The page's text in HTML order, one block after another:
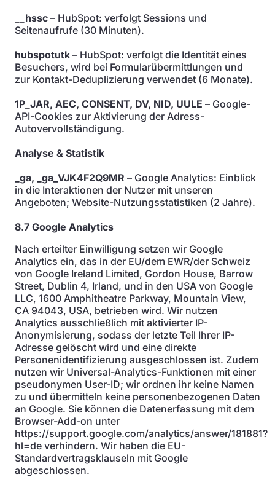
__hssc – HubSpot: verfolgt Sessions und
Seitenaufrufe (30 Minuten).
hubspotutk – HubSpot: verfolgt die Identität eines
Besuchers, wird bei Formularübermittlungen und
zur Kontakt-Deduplizierung verwendet (6 Monate).
1P_JAR, AEC, CONSENT, DV, NID, UULE – Google-
API-Cookies zur Aktivierung der Adress-
Autovervollständigung.
Analyse & Statistik
_ga, _ga_VJK4F2Q9MR – Google Analytics: Einblick
in die Interaktionen der Nutzer mit unseren
Angeboten; Website-Nutzungsstatistiken (2 Jahre).
8.7 Google Analytics
Nach erteilter Einwilligung setzen wir Google
Analytics ein, das in der EU/dem EWR/der Schweiz
von Google Ireland Limited, Gordon House, Barrow
Street, Dublin 4, Irland, und in den USA von Google
LLC, 1600 Amphitheatre Parkway, Mountain View,
CA 94043, USA, betrieben wird. Wir nutzen
Analytics ausschließlich mit aktivierter IP-
Anonymisierung, sodass der letzte Teil Ihrer IP-
Adresse gelöscht wird und eine direkte
Personenidentifizierung ausgeschlossen ist. Zudem
nutzen wir Universal-Analytics-Funktionen mit einer
pseudonymen User-ID; wir ordnen ihr keine Namen
zu und übermitteln keine personenbezogenen Daten
an Google. Sie können die Datenerfassung mit dem
Browser-Add-on unter
https://support.google.com/analytics/answer/181881?
hl=de verhindern. Wir haben die EU-
Standardvertragsklauseln mit Google
abgeschlossen.